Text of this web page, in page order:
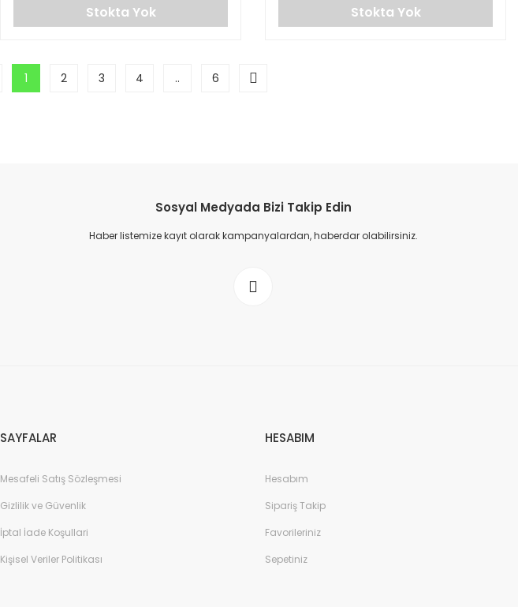
Stokta Yok Stokta Yok
1 2 3 4 .. 6
Sosyal Medyada Bizi Takip Edin
Haber listemize kayıt olarak kampanyalardan, haberdar olabilirsiniz.
SAYFALAR
Mesafeli Satış Sözleşmesi
Gizlilik ve Güvenlik
İptal İade Koşullari
Kişisel Veriler Politikası
HESABIM
Hesabım
Sipariş Takip
Favorileriniz
Sepetiniz